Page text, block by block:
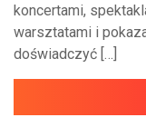
koncertami,
warsztatami i
doświadczyć […]